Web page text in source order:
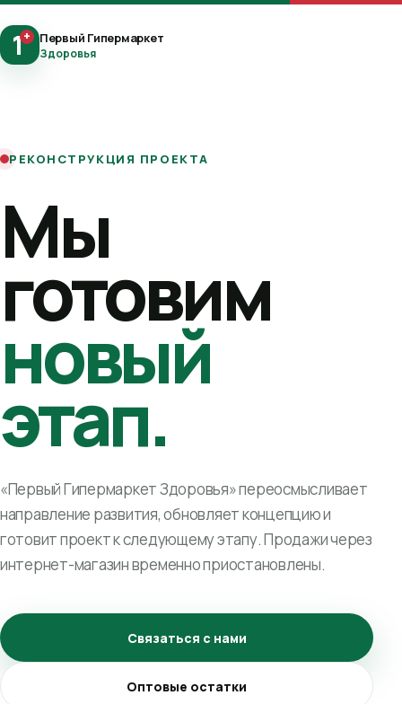
1+ Первый Гипермаркет
Здоровья
РЕКОНСТРУКЦИЯ ПРОЕКТА
Мы
готовим
новый
этап.
«Первый Гипермаркет Здоровья» переосмысливает
направление развития, обновляет концепцию и
готовит проект к следующему этапу. Продажи через
интернет-магазин временно приостановлены.
Связаться с нами
Оптовые остатки